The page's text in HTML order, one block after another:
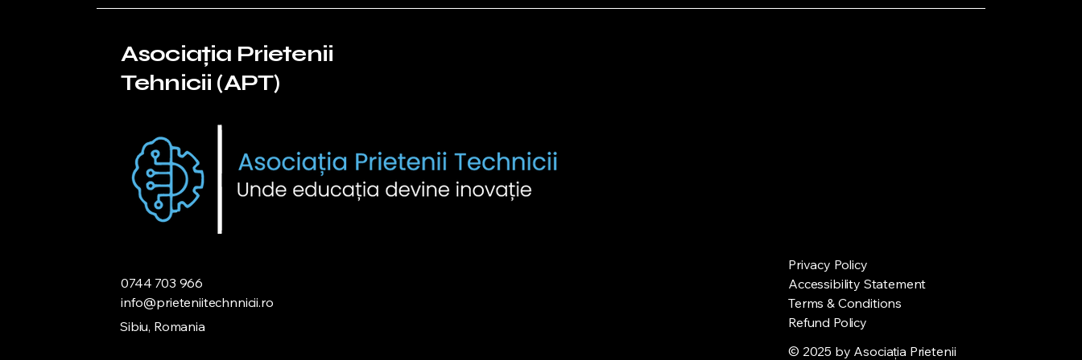
Asociația Prietenii
Tehnicii (APT)
0744 703 966
info@prieteniitechnnicii.ro
Sibiu, Romania
Privacy Policy
Accessibility Statement
Terms & Conditions
Refund Policy
© 2025 by Asociația Prietenii